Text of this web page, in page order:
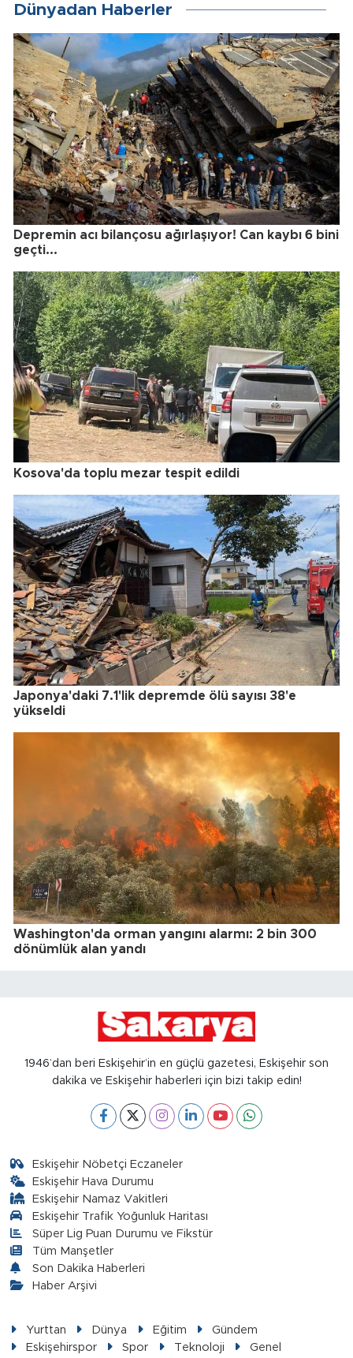
Dünyadan Haberler
Depremin acı bilançosu ağırlaşıyor! Can kaybı 6 bini
geçti...
Kosova'da toplu mezar tespit edildi
Japonya'daki 7.1'lik depremde ölü sayısı 38'e
yükseldi
Washington'da orman yangını alarmı: 2 bin 300
dönümlük alan yandı
1946’dan beri Eskişehir’in en güçlü gazetesi, Eskişehir son
dakika ve Eskişehir haberleri için bizi takip edin!
Eskişehir Nöbetçi Eczaneler
Eskişehir Hava Durumu
Eskişehir Namaz Vakitleri
Eskişehir Trafik Yoğunluk Haritası
Süper Lig Puan Durumu ve Fikstür
Tüm Manşetler
Son Dakika Haberleri
Haber Arşivi
Yurttan Dünya Eğitim
Gündem
Eskişehirspor
Spor Teknoloji Genel